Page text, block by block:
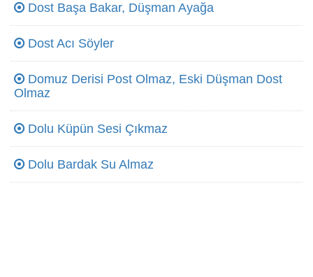
Dost Başa Bakar, Düşman Ayağa
Dost Acı Söyler
Domuz Derisi Post Olmaz, Eski Düşman Dost
Olmaz
Dolu Küpün Sesi Çıkmaz
Dolu Bardak Su Almaz